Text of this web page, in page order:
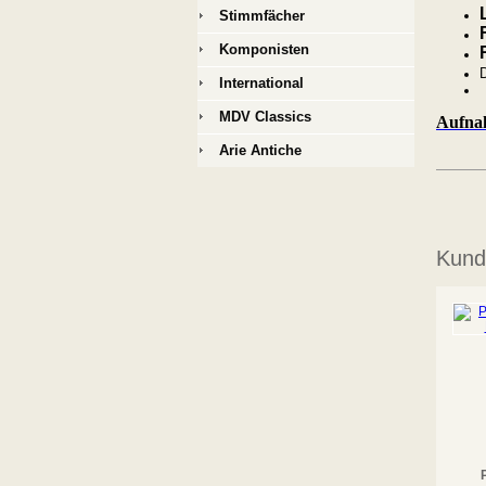
Stimmfächer
Komponisten
International
MDV Classics
Arie Antiche